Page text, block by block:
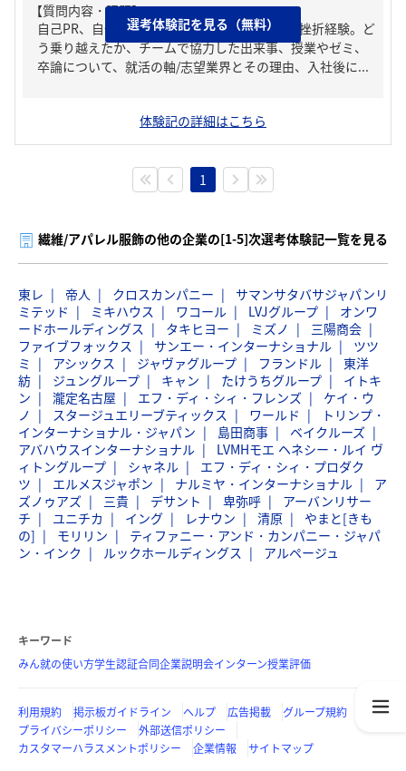
【質問内容・課題】
自己PR、自分の強み/弱み、人生の中で大きな挫折経験。ど
う乗り越えたか、チームで協力した出来事、授業やゼミ、
卒論について、就活の軸/志望業界とその理由、入社後に...
選考体験記を見る（無料）
体験記の詳細はこちら
1
繊維/アパレル服飾の他の企業の[1-5]次選考体験記一覧を見る
東レ 帝人 クロスカンパニー
サマンサタバサジャパンリ
ミテッド
ミキハウス ワコール LVJグループ
オンワ
ードホールディングス
タキヒヨー ミズノ
三陽商会
ファイブフォックス
サンエー・インターナショナル
ツツ
ミ
アシックス ジャヴァグループ フランドル
東洋
紡
ジュングループ キャン たけうちグループ
イトキ
ン
瀧定名古屋 エフ・ディ・シィ・フレンズ
ケイ・ウ
ノ
スタージュエリーブティックス ワールド
トリンプ・
インターナショナル・ジャパン
島田商事
ベイクルーズ
アバハウスインターナショナル
LVMHモエ ヘネシー・ルイ ヴ
ィトングループ
シャネル
エフ・ディ・シィ・プロダク
ツ
エルメスジャポン ナルミヤ・インターナショナル
ア
ズノゥアズ
三貴 デサント 卑弥呼
アーバンリサー
チ
ユニチカ イング レナウン 清原
やまと[きも
の]
モリリン
ティファニー・アンド・カンパニー・ジャパ
ン・インク
ルックホールディングス アルページュ
キーワード
みん就の使い方学生認証合同企業説明会インターン授業評価
利用規約 掲示板ガイドライン ヘルプ 広告掲載
グループ規約
プライバシーポリシー
外部送信ポリシー
カスタマーハラスメントポリシー
企業情報 サイトマップ